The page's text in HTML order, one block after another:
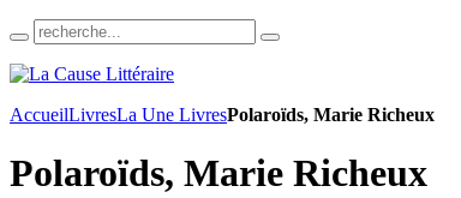
AccueilLivresLa Une LivresPolaroïds, Marie Richeux
Polaroïds, Marie Richeux